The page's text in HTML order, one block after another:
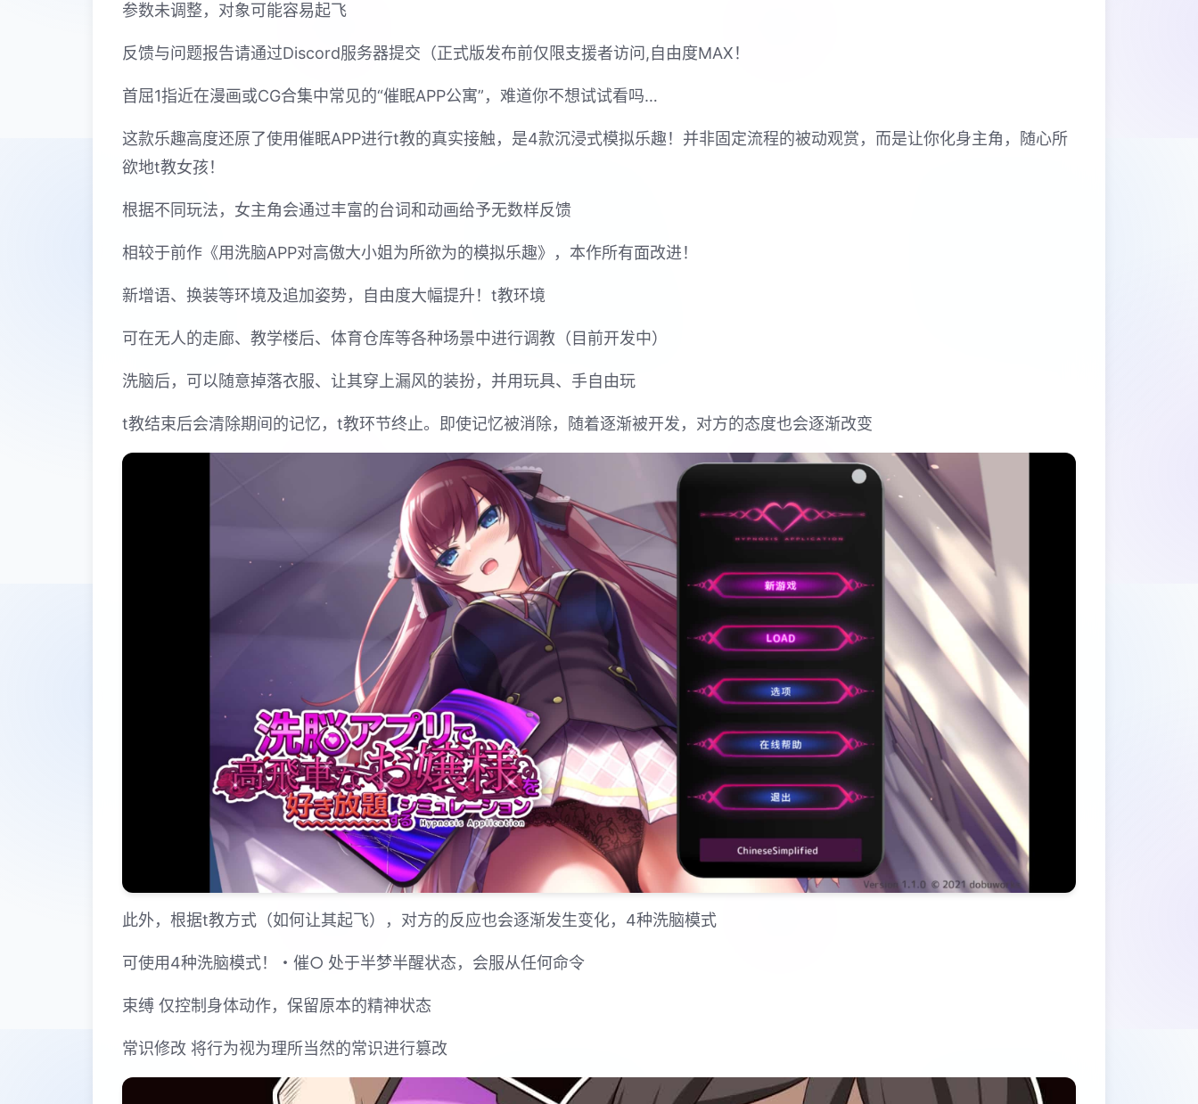
参数未调整，对象可能容易起飞
反馈与问题报告请通过Discord服务器提交（正式版发布前仅限支援者访问,自由度MAX！
首屈1指近在漫画或CG合集中常见的“催眠APP公寓”，难道你不想试试看吗…
这款乐趣高度还原了使用催眠APP进行t教的真实接触，是4款沉浸式模拟乐趣！并非固定流程的被动观赏，而是让你化身主角，随心所
欲地t教女孩！
根据不同玩法，女主角会通过丰富的台词和动画给予无数样反馈
相较于前作《用洗脑APP对高傲大小姐为所欲为的模拟乐趣》，本作所有面改进！
新增语、换装等环境及追加姿势，自由度大幅提升！t教环境
可在无人的走廊、教学楼后、体育仓库等各种场景中进行调教（目前开发中）
洗脑后，可以随意掉落衣服、让其穿上漏风的装扮，并用玩具、手自由玩
t教结束后会清除期间的记忆，t教环节终止。即使记忆被消除，随着逐渐被开发，对方的态度也会逐渐改变
此外，根据t教方式（如何让其起飞），对方的反应也会逐渐发生变化，4种洗脑模式
可使用4种洗脑模式！・催○ 处于半梦半醒状态，会服从任何命令
束缚 仅控制身体动作，保留原本的精神状态
常识修改 将行为视为理所当然的常识进行篡改